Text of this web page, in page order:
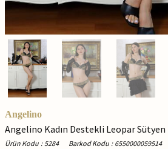
Angelino
Angelino Kadın Destekli Leopar Sütyen
Ürün Kodu : 5284 Barkod Kodu : 6550000059514